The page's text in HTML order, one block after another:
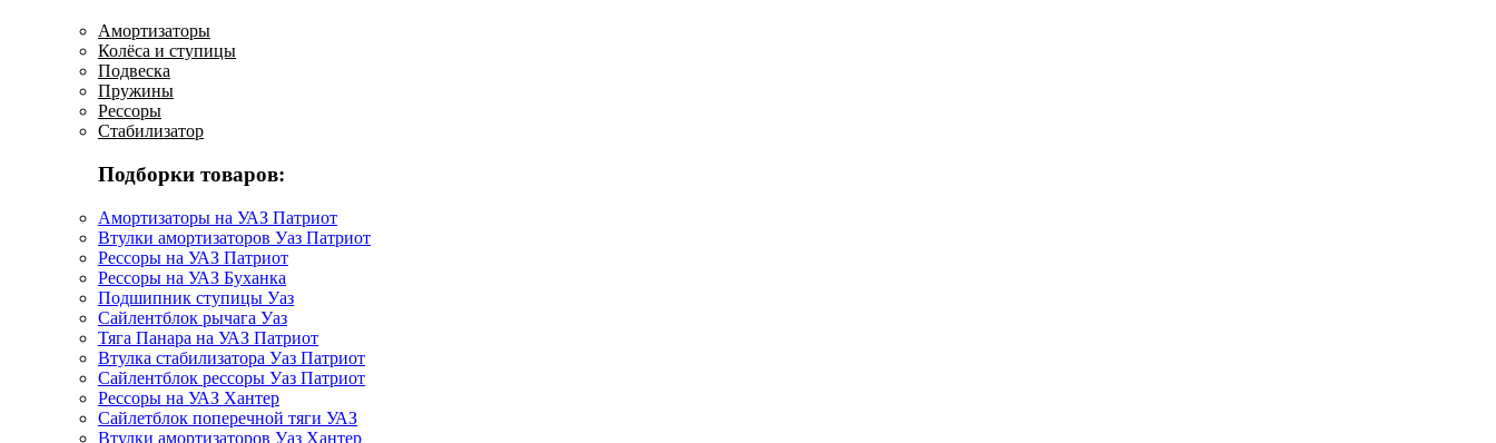
Амортизаторы
Колёса и ступицы
Подвеска
Пружины
Рессоры
Стабилизатор
Подборки товаров:
Амортизаторы на УАЗ Патриот
Втулки амортизаторов Уаз Патриот
Рессоры на УАЗ Патриот
Рессоры на УАЗ Буханка
Подшипник ступицы Уаз
Сайлентблок рычага Уаз
Тяга Панара на УАЗ Патриот
Втулка стабилизатора Уаз Патриот
Сайлентблок рессоры Уаз Патриот
Рессоры на УАЗ Хантер
Сайлетблок поперечной тяги УАЗ
Втулки амортизаторов Уаз Хантер